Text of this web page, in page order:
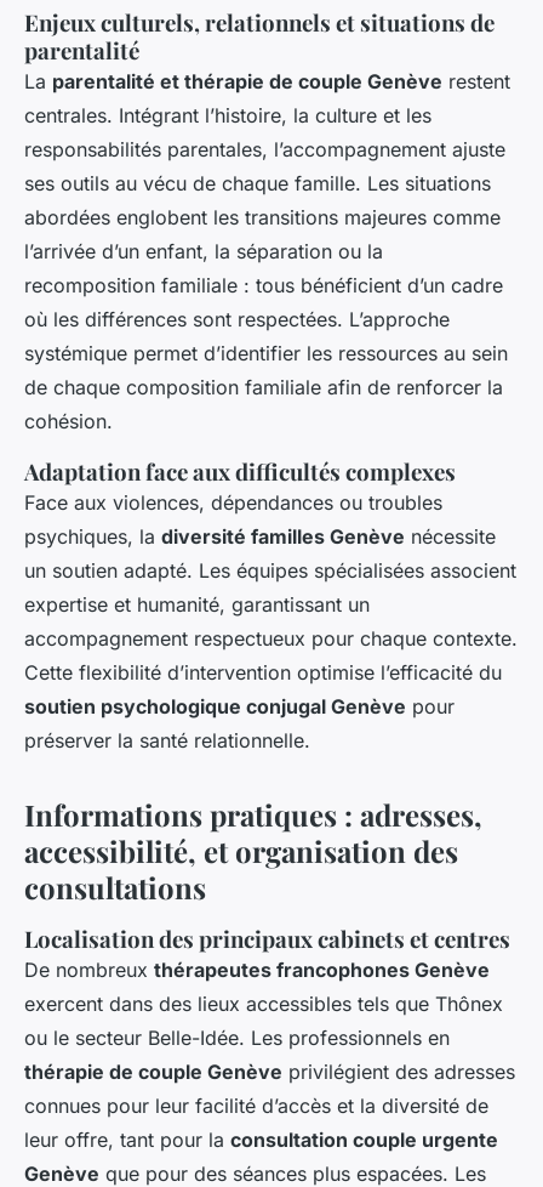
Enjeux culturels, relationnels et situations de
parentalité
La parentalité et thérapie de couple Genève restent
centrales. Intégrant l’histoire, la culture et les
responsabilités parentales, l’accompagnement ajuste
ses outils au vécu de chaque famille. Les situations
abordées englobent les transitions majeures comme
l’arrivée d’un enfant, la séparation ou la
recomposition familiale : tous bénéficient d’un cadre
où les différences sont respectées. L’approche
systémique permet d’identifier les ressources au sein
de chaque composition familiale afin de renforcer la
cohésion.
Adaptation face aux difficultés complexes
Face aux violences, dépendances ou troubles
psychiques, la diversité familles Genève nécessite
un soutien adapté. Les équipes spécialisées associent
expertise et humanité, garantissant un
accompagnement respectueux pour chaque contexte.
Cette flexibilité d’intervention optimise l’efficacité du
soutien psychologique conjugal Genève pour
préserver la santé relationnelle.
Informations pratiques : adresses,
accessibilité, et organisation des
consultations
Localisation des principaux cabinets et centres
De nombreux thérapeutes francophones Genève
exercent dans des lieux accessibles tels que Thônex
ou le secteur Belle-Idée. Les professionnels en
thérapie de couple Genève privilégient des adresses
connues pour leur facilité d’accès et la diversité de
leur offre, tant pour la consultation couple urgente
Genève que pour des séances plus espacées. Les